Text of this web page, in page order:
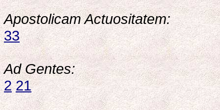
Apostolicam Actuositatem:
33
Ad Gentes:
2 21